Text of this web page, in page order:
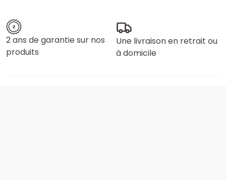
2 ans de garantie sur nos
produits
Une livraison en retrait ou
à domicile